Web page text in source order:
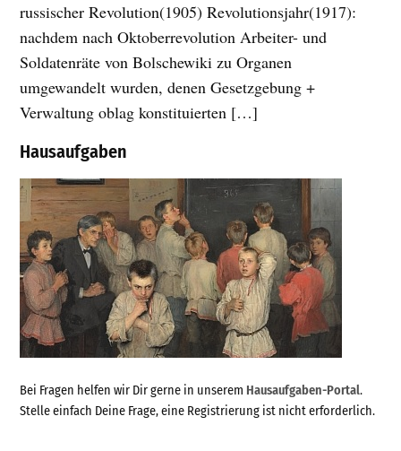
russischer Revolution(1905) Revolutionsjahr(1917):
nachdem nach Oktoberrevolution Arbeiter- und
Soldatenräte von Bolschewiki zu Organen
umgewandelt wurden, denen Gesetzgebung +
Verwaltung oblag konstituierten […]
Hausaufgaben
Bei Fragen helfen wir Dir gerne in unserem Hausaufgaben-Portal.
Stelle einfach Deine Frage, eine Registrierung ist nicht erforderlich.